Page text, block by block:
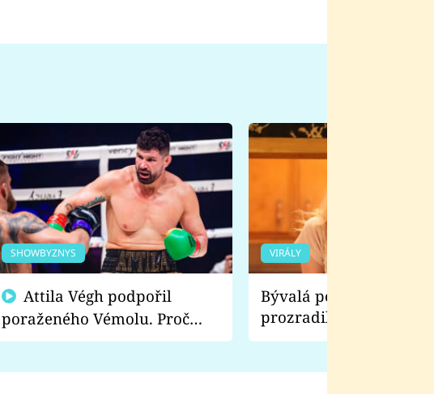
SHOWBYZNYS
poraženého Vémolu. Proč
chce raději zápasit s ním než
VIRÁLY
Bývalá pornoherečka
prozradila, co ji
natáčení Euforie.